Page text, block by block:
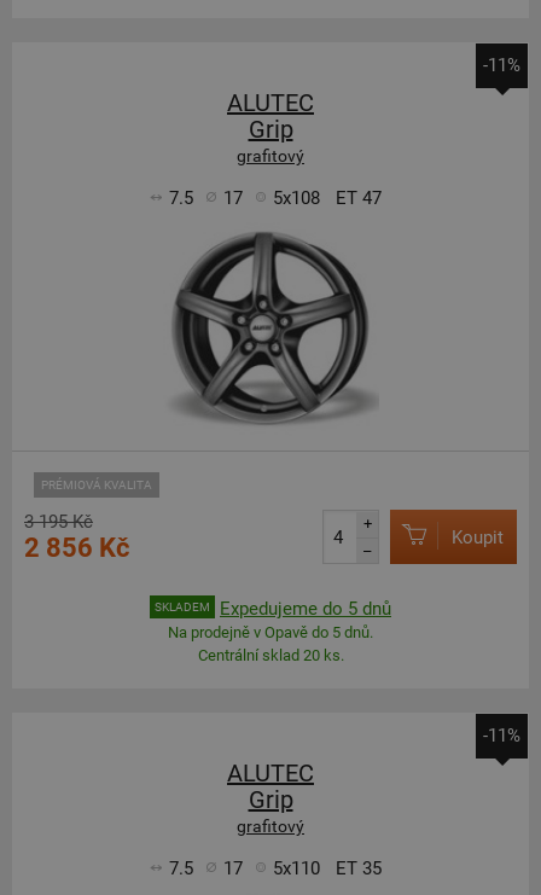
-11%
ALUTEC
Grip
grafitový
7.5 17 5x108 ET 47
PRÉMIOVÁ KVALITA
3 195 Kč
2 856 Kč
+
–
Koupit
SKLADEM Expedujeme do 5 dnů
Na prodejně v Opavě do 5 dnů.
Centrální sklad 20 ks.
-11%
ALUTEC
Grip
grafitový
7.5 17 5x110 ET 35